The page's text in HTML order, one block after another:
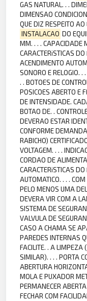
GAS NATURAL. . .
DIMENSAO
QUE DIZ RESPEITO
INSTALACAO DO
MM. . . . CAPACIDADE
CARACTERiSTICAS
ACENDIMENTO
SONORO E RELOGIO.
. . BOTOES DE
POSICOES ABERTO E
DE INTENSIDADE.
BOTAO DE. .
DEVERAO ESTAR
CONFORME
RABICHO)
VOLTAGEM. . . .
CORDAO DE
CARACTERiSTICAS
AUTOMATICO. . . .
PELO MENOS UMA
DEVERA VIR COM A
SISTEMA DE
VALVULA DE
CASO A CHAMA SE
PAREDES INTERNAS
FACILITE. . A LIMPEZA
SIMILAR). . . . PORTA
ABERTURA
MOLA E PUXADOR
PERMANECER
FECHAR COM